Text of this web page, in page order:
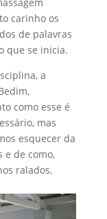
carinho os
de palavras
que se inicia.
a
como esse é
mas
esquecer da
e de como,
ralados,